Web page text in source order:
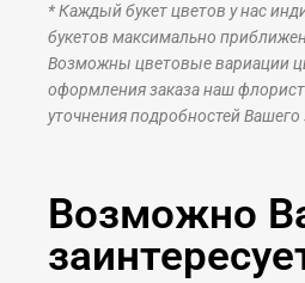
* Каждый букет цветов у нас
букетов максимально
Возможны цветовые вариации
оформления заказа наш
уточнения подробностей Вашего
Возможно